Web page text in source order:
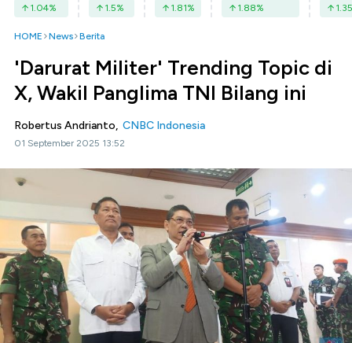
1.04% 1.5% 1.81% 1.88% 1.35
HOME News Berita
'Darurat Militer' Trending Topic di
X, Wakil Panglima TNI Bilang ini
Robertus Andrianto, CNBC Indonesia
01 September 2025 13:52